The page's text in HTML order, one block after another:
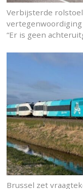
Verbijsterde
“Er is geen
Brussel zet